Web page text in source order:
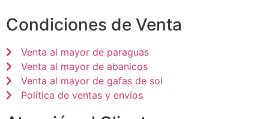
Condiciones de Venta
Venta al mayor de paraguas
Venta al mayor de abanicos
Venta al mayor de gafas de sol
Política de ventas y envíos